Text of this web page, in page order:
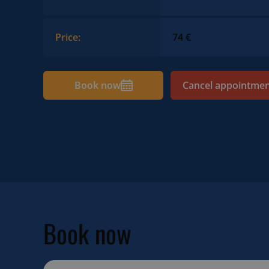
Price: 74 €
Book now Cancel
Book now